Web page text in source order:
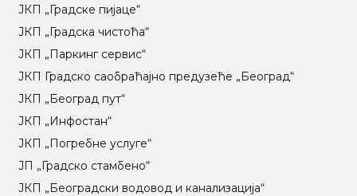
ЈКП „Градске пијаце“
ЈКП „Градска чистоћа“
ЈКП „Паркинг сервис“
ЈКП Градско саобраћајно предузеће „Београд“
ЈКП „Београд пут“
ЈКП „Инфостан“
ЈКП „Погребне услуге“
ЈП „Градско стамбено“
ЈКП „Београдски водовод и канализација“